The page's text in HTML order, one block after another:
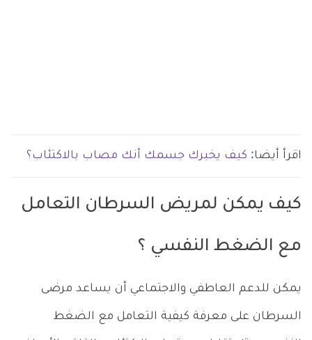
اقرأ أيضا: كيف يخبرك جسمك أنك مصاب بالاكتئاب؟
كيف يمكن لمريض السرطان التعامل
مع الضغط النفسي ؟
يمكن للدعم العاطفي والاجتماعي أن يساعد مرضى
السرطان على معرفة كيفية التعامل مع الضغط